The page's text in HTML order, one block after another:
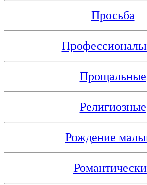
Просьба
Прощальные
Религиозные
Рождение